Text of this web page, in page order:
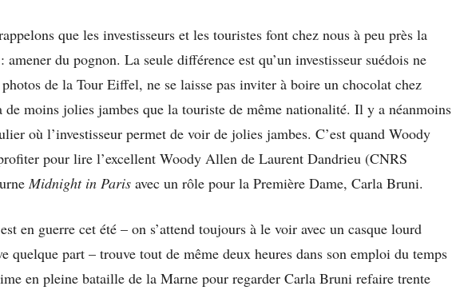
que les investisseurs et les touristes font chez nous à peu près la
amener du pognon. La seule différence est qu’un investisseur suédois ne
de la Tour Eiffel, ne se laisse pas inviter à boire un chocolat chez
de moins jolies jambes que la touriste de même nationalité. Il y a néanmoins
où l’investisseur permet de voir de jolies jambes. C’est quand Woody
pour lire l’excellent Woody Allen de Laurent Dandrieu (CNRS
Midnight in Paris avec un rôle pour la Première Dame, Carla Bruni.
en guerre cet été – on s’attend toujours à le voir avec un casque lourd
quelque part – trouve tout de même deux heures dans son emploi du temps
en pleine bataille de la Marne pour regarder Carla Bruni refaire trente